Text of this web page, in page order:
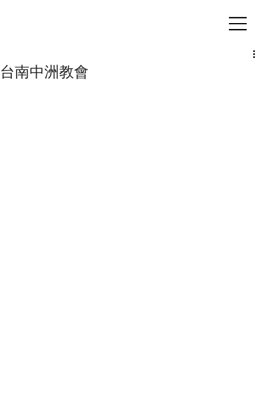
客製化鋁擠型｜氣密窗
台南中洲教會